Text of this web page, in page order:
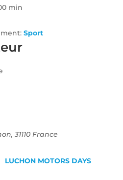
min
Sport
, 31110 France
LUCHON MOTORS DAYS